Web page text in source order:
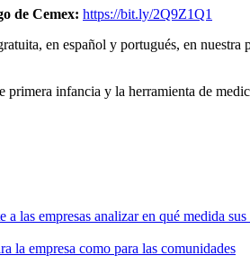
de Cemex: https://bit.ly/2Q9Z1Q1
en español y portugués, en
infancia y la herramienta de
las empresas analizar en qué medida
la empresa como para las comunidades